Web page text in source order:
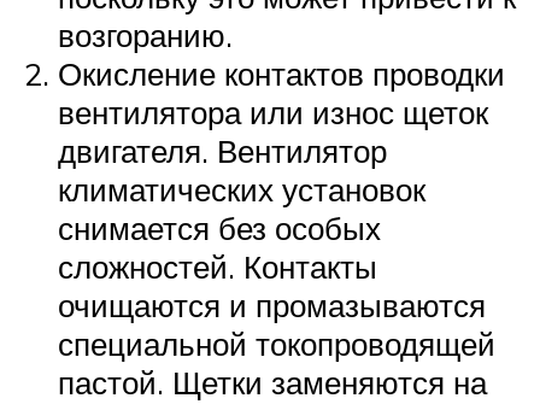
возгоранию.
Окисление контактов проводки
вентилятора или износ щеток
двигателя. Вентилятор
климатических установок
снимается без особых
сложностей. Контакты
очищаются и промазываются
специальной токопроводящей
пастой. Щетки заменяются на